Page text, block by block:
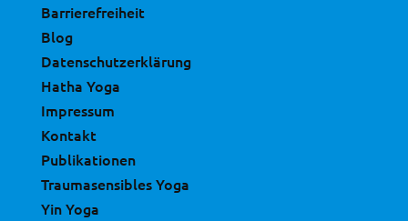
Barrierefreiheit
Blog
Datenschutzerklärung
Hatha Yoga
Impressum
Kontakt
Publikationen
Traumasensibles Yoga
Yin Yoga